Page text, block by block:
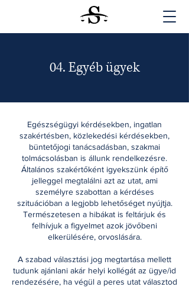
04. Egyéb ügyek
Egészségügyi kérdésekben, ingatlan
szakértésben, közlekedési kérdésekben,
büntetőjogi tanácsadásban, szakmai
tolmácsolásban is állunk rendelkezésre.
Általános szakértőként igyekszünk építő
jelleggel megtalálni azt az utat, ami
személyre szabottan a kérdéses
szituációban a legjobb lehetőséget nyújtja.
Természetesen a hibákat is feltárjuk és
felhívjuk a figyelmet azok jövőbeni
elkerülésére, orvoslására.
A szabad választási jog megtartása mellett
tudunk ajánlani akár helyi kollégát az ügye/id
rendezésére, ha végül a peres utat választod